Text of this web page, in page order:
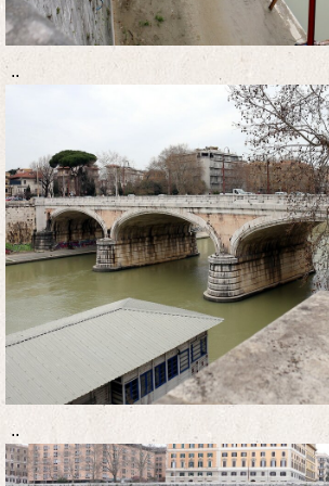
..
..